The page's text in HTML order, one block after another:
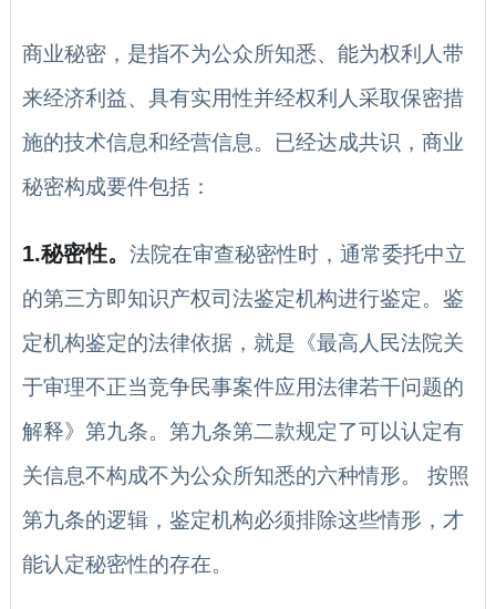
商业秘密，是指不为公众所知悉、能为权利人带
来经济利益、具有实用性并经权利人采取保密措
施的技术信息和经营信息。已经达成共识，商业
秘密构成要件包括：
1.秘密性。 法院在审查秘密性时，通常委托中立
的第三方即知识产权司法鉴定机构进行鉴定。鉴
定机构鉴定的法律依据，就是《最高人民法院关
于审理不正当竞争民事案件应用法律若干问题的
解释》第九条。第九条第二款规定了可以认定有
关信息不构成不为公众所知悉的六种情形。 按照
第九条的逻辑，鉴定机构必须排除这些情形，才
能认定秘密性的存在。